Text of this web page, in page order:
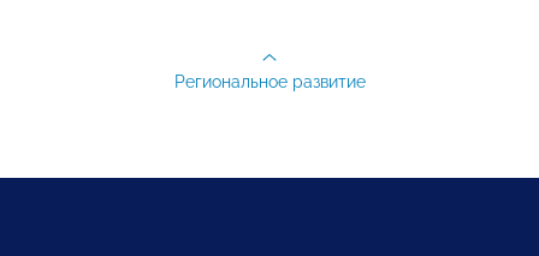
Региональное развитие